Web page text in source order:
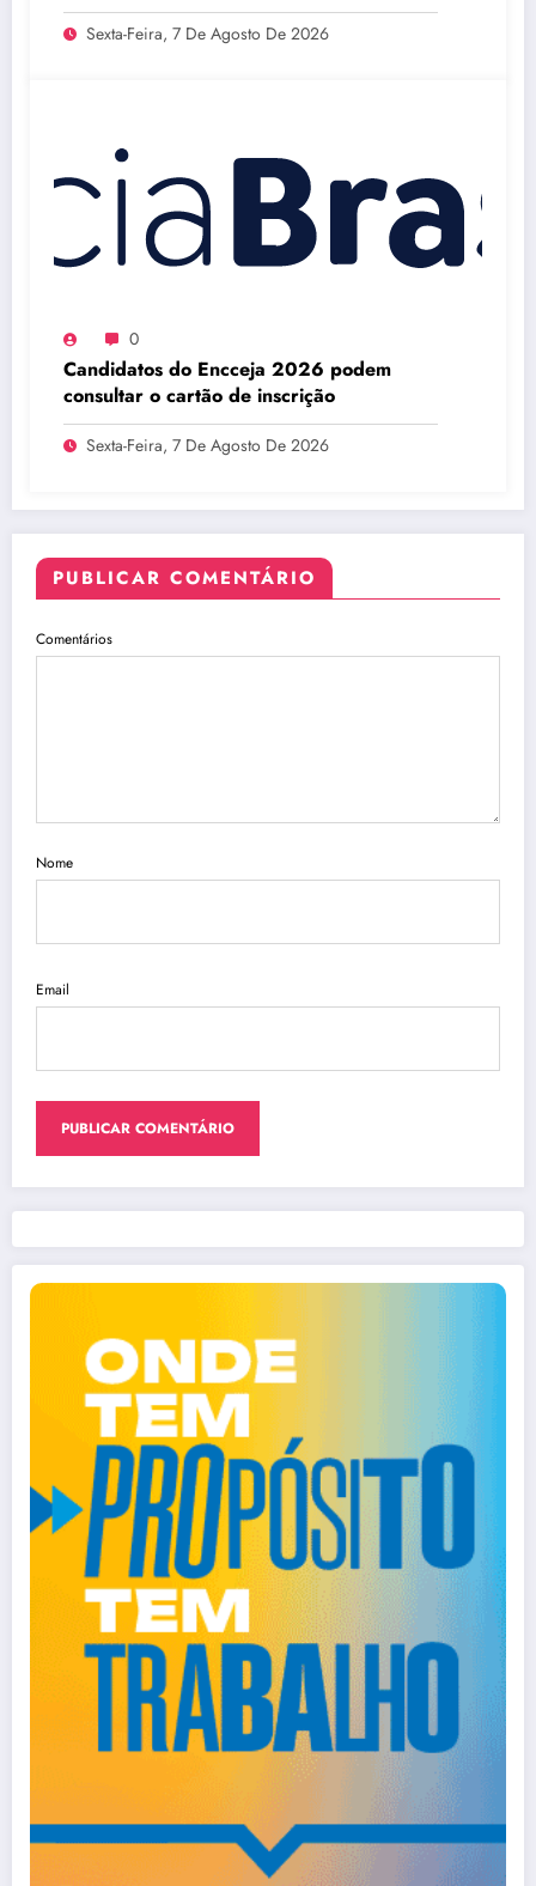
Sexta-Feira, 7 De Agosto De 2026
0
Candidatos do Encceja 2026 podem
consultar o cartão de inscrição
Sexta-Feira, 7 De Agosto De 2026
PUBLICAR COMENTÁRIO
Comentários
Nome
Email